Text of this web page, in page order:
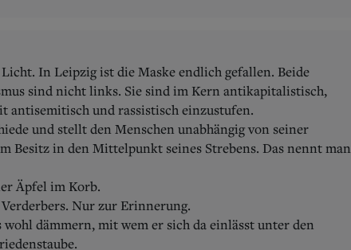
In Leipzig ist die Maske endlich gefallen. Beide
sind nicht links. Sie sind im Kern antikapitalistisch,
antisemitisch und rassistisch einzustufen.
und stellt den Menschen unabhängig von seiner
Besitz in den Mittelpunkt seines Strebens. Das nennt man
Äpfel im Korb.
Nur zur Erinnerung.
dämmern, mit wem er sich da einlässt unter den